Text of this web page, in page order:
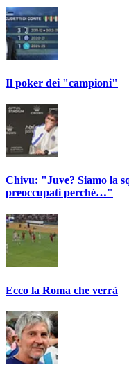
Il poker dei "campioni"
Chivu: "Juve? Siamo la
preoccupati perché…"
Ecco la Roma che verrà